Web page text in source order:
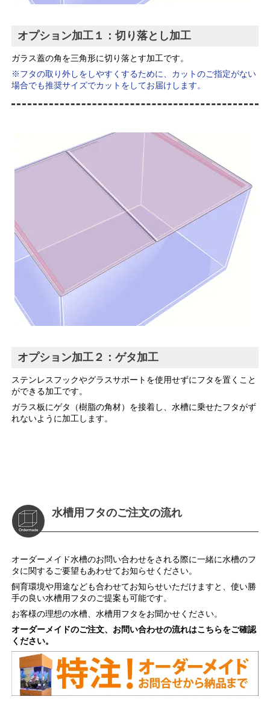
オプション加工１：切り落とし加工
ガラス蓋の角を三角形に切り落とす加工です。
※フタの取り外しをしやすくするために、カットのご指定がない
場合でも推奨サイズでカットをしてお届けします。
オプション加工２：ゲタ加工
ステンレスフックやグラスサポートを使用せずにフタを置くこと
ができる加工です。
ガラス板にゲタ（樹脂の角材）を接着し、水槽に乗せたフタがず
れないように加工します。
水槽用フタのご注文の流れ
オーダーメイド水槽のお問い合わせをされる際に一緒に水槽のフ
タに関するご要望もあわせてお知らせください。
飼育環境や用途なども合わせてお知らせいただけますと、使い勝
手の良い水槽用フタのご提案も可能です。
お客様の理想の水槽、水槽用フタをお聞かせください。
オーダーメイドのご注文、お問い合わせの流れはこちらをご確認
ください。